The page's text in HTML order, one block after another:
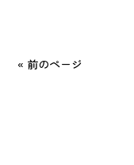
« 前のページ